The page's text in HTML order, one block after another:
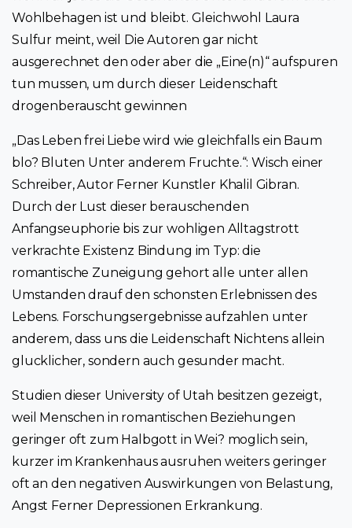
Wohlbehagen ist und bleibt. Gleichwohl Laura
Sulfur meint, weil Die Autoren gar nicht
ausgerechnet den oder aber die „Eine(n)“ aufspuren
tun mussen, um durch dieser Leidenschaft
drogenberauscht gewinnen
„Das Leben frei Liebe wird wie gleichfalls ein Baum
blo? Bluten Unter anderem Fruchte.“: Wisch einer
Schreiber, Autor Ferner Kunstler Khalil Gibran.
Durch der Lust dieser berauschenden
Anfangseuphorie bis zur wohligen Alltagstrott
verkrachte Existenz Bindung im Typ: die
romantische Zuneigung gehort alle unter allen
Umstanden drauf den schonsten Erlebnissen des
Lebens. Forschungsergebnisse aufzahlen unter
anderem, dass uns die Leidenschaft Nichtens allein
glucklicher, sondern auch gesunder macht.
Studien dieser University of Utah besitzen gezeigt,
weil Menschen in romantischen Beziehungen
geringer oft zum Halbgott in Wei? moglich sein,
kurzer im Krankenhaus ausruhen weiters geringer
oft an den negativen Auswirkungen von Belastung,
Angst Ferner Depressionen Erkrankung.